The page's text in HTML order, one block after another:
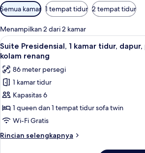
Filter
tersedia
untuk
kamar
Semua kamar 1 tempat tidur 2 tempat tidur
Menampilkan 2 dari 2 kamar
Lihat
semua
foto
untuk
Suite
Presidensial,
1
kamar
tidur,
dapur,
Suite
10
Suite Presidensial, 1 kamar tidur,
kolam renang
86 meter persegi
1 kamar tidur
Kapasitas 6
1 queen dan 1 tempat tidur sofa twin
Wi-Fi Gratis
Rincian selengkapnya
Rincian